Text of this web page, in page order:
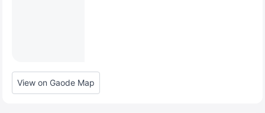
View on Gaode Map